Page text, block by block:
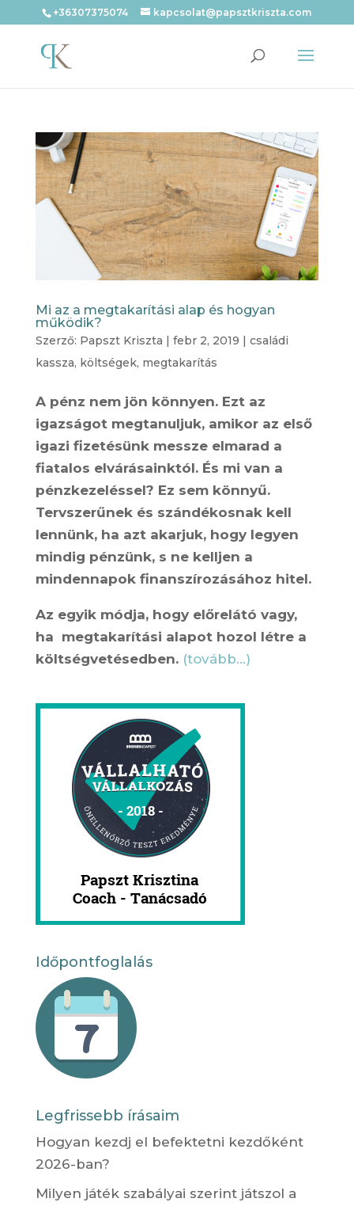
+36307375074 kapcsolat@papsztkriszta.com
Mi az a megtakarítási alap és hogyan
működik?
Szerző: Papszt Kriszta febr 2, 2019
családi
kassza, költségek, megtakarítás
A pénz nem jön könnyen. Ezt az
igazságot megtanuljuk, amikor az első
igazi fizetésünk messze elmarad a
fiatalos elvárásainktól. És mi van a
pénzkezeléssel? Ez sem könnyű.
Tervszerűnek és szándékosnak kell
lennünk, ha azt akarjuk, hogy legyen
mindig pénzünk, s ne kelljen a
mindennapok finanszírozásához hitel.
Az egyik módja, hogy előrelátó vagy,
ha megtakarítási alapot hozol létre a
költségvetésedben. (tovább…)
Időpontfoglalás
Legfrissebb írásaim
Hogyan kezdj el befektetni kezdőként
2026-ban?
Milyen játék szabályai szerint játszol a